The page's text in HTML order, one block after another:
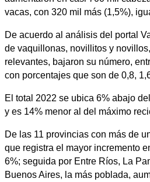
vacas, con 320 mil más (1,5%),
De acuerdo al análisis del portal
de vaquillonas, novillitos y
relevantes, bajaron su número,
con porcentajes que son de 0,8,
El total 2022 se ubica 6% abajo
y es 14% menor al del máximo
De las 11 provincias con más de
que registra el mayor incremento
6%; seguida por Entre Ríos, La
Buenos Aires, la más poblada,